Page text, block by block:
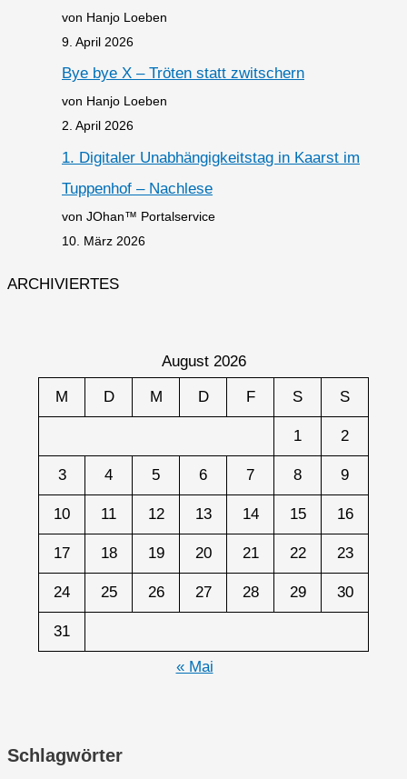
von Hanjo Loeben
9. April 2026
Bye bye X – Tröten statt zwitschern
von Hanjo Loeben
2. April 2026
1. Digitaler Unabhängigkeitstag in Kaarst im
Tuppenhof – Nachlese
von JOhan™ Portalservice
10. März 2026
ARCHIVIERTES
August 2026
M D M D F S S
1 2
3 4 5 6 7 8 9
10 11 12 13 14 15 16
17 18 19 20 21 22 23
24 25 26 27 28 29 30
31
« Mai
Schlagwörter